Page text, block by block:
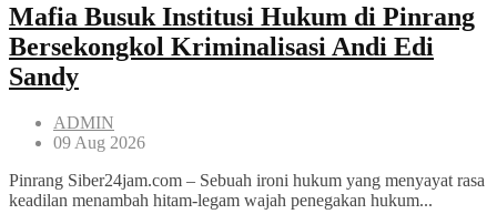
Mafia Busuk Institusi Hukum di Pinrang
Bersekongkol Kriminalisasi Andi Edi
Sandy
ADMIN
09 Aug 2026
Pinrang Siber24jam.com – Sebuah ironi hukum yang menyayat rasa
keadilan menambah hitam-legam wajah penegakan hukum...